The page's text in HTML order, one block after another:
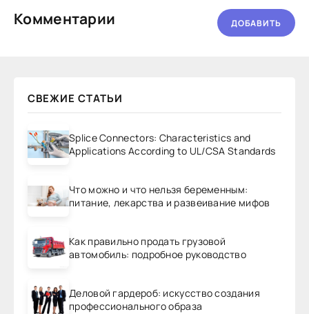
Комментарии ДОБАВИТЬ
СВЕЖИЕ СТАТЬИ
Splice Connectors: Characteristics and
Applications According to UL/CSA Standards
Что можно и что нельзя беременным:
питание, лекарства и развеивание мифов
Как правильно продать грузовой
автомобиль: подробное руководство
Деловой гардероб: искусство создания
профессионального образа